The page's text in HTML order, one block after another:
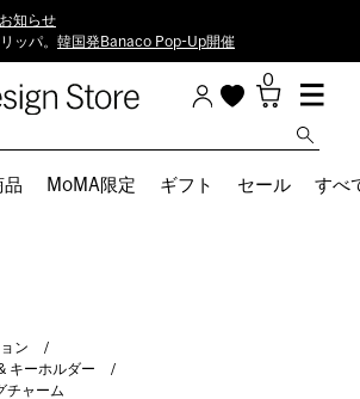
知らせ
ッパ。 韓国発Banaco Pop-Up開催
0
品 MoMA限定 ギフト セール すべ
ン
キーホルダー
チャーム